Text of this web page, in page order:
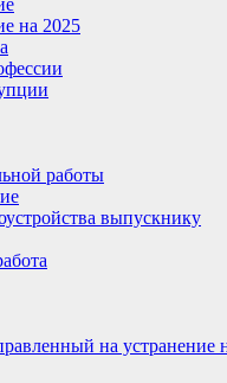
на 2025
работы
выпускнику
на устранение